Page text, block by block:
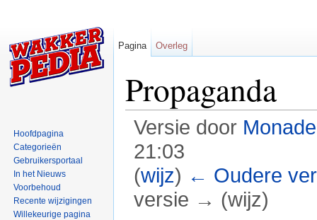
Propaganda
Versie door Monade
21:03
(wijz) ← Oudere
versie → (wijz)
Pagina Overleg
Hoofdpagina
Categorieën
Gebruikersportaal
In het Nieuws
Voorbehoud
Recente wijzigingen
Willekeurige pagina